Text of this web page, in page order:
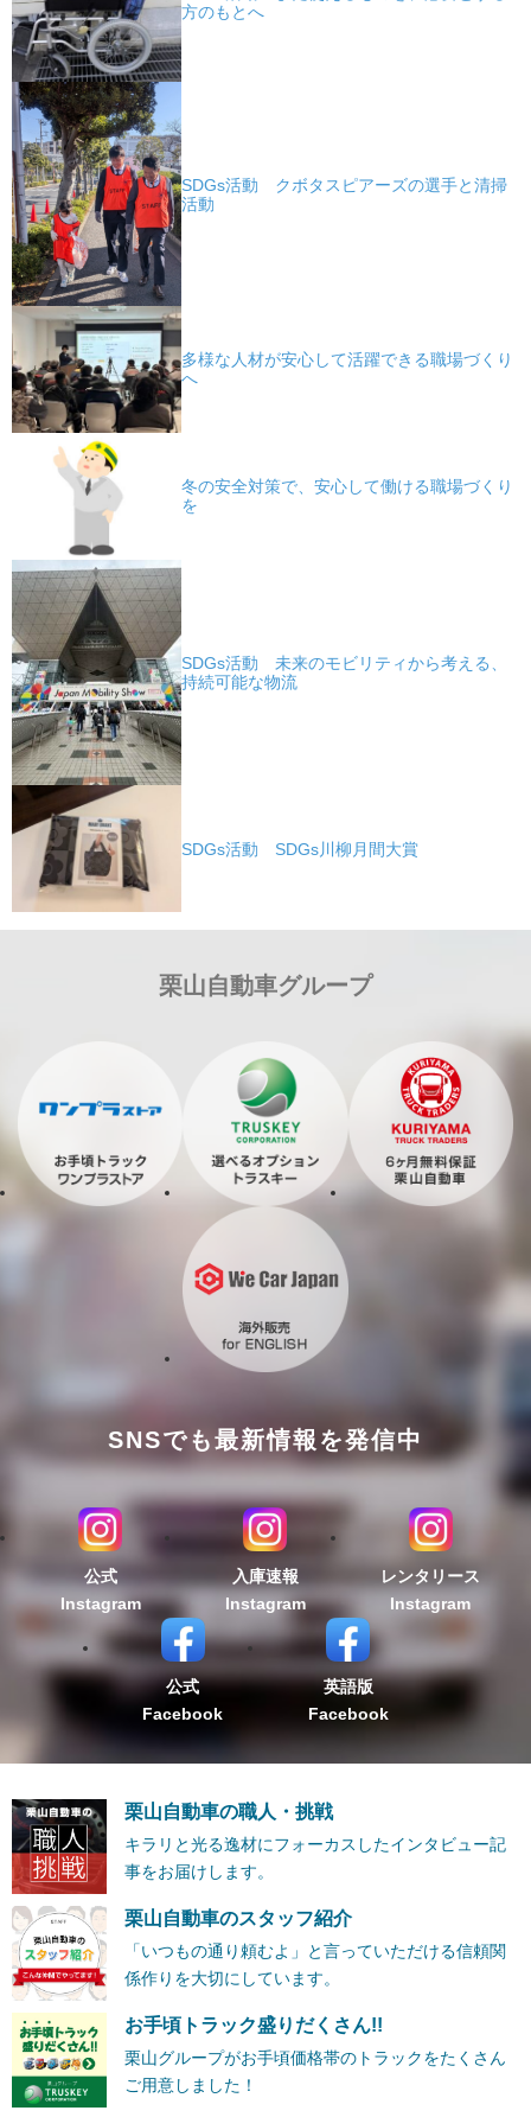
方のもとへ
SDGs活動 クボタスピアーズの選手と清掃
活動
多様な人材が安心して活躍できる職場づくり
へ
冬の安全対策で、安心して働ける職場づくり
を
SDGs活動 未来のモビリティから考える、
持続可能な物流
SDGs活動 SDGs川柳月間大賞
栗山自動車グループ
SNSでも最新情報を発信中
公式
Instagram
入庫速報
Instagram
レンタリース
Instagram
公式
Facebook
英語版
Facebook
栗山自動車の職人・挑戦
キラリと光る逸材にフォーカスしたインタビュー記
事をお届けします。
栗山自動車のスタッフ紹介
「いつもの通り頼むよ」と言っていただける信頼関
係作りを大切にしています。
お手頃トラック盛りだくさん!!
栗山グループがお手頃価格帯のトラックをたくさん
ご用意しました！